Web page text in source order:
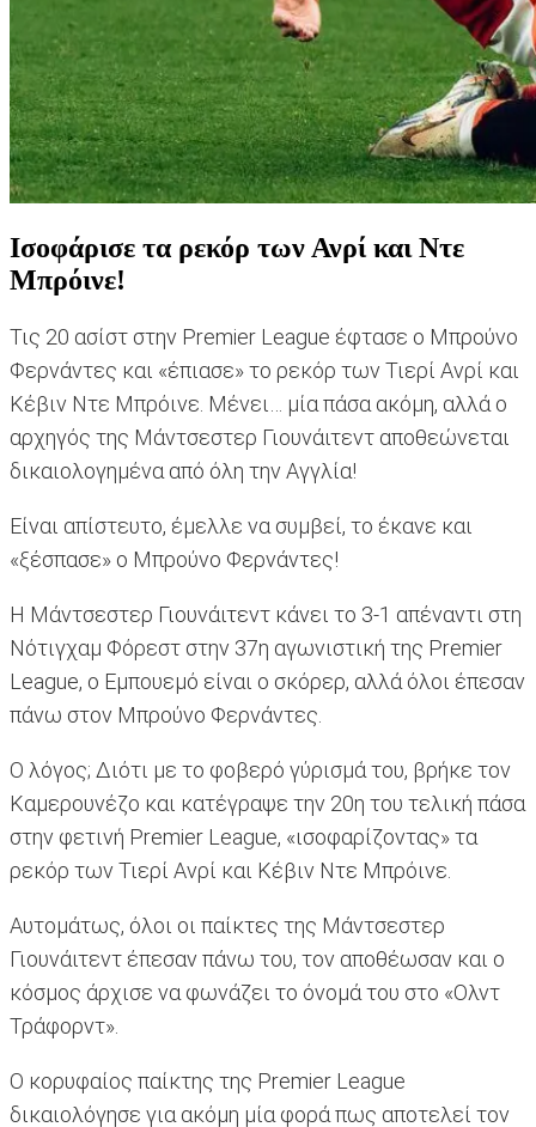
Ισοφάρισε τα ρεκόρ των Ανρί και Ντε
Μπρόινε!
Τις 20 ασίστ στην Premier League έφτασε ο Μπρούνο
Φερνάντες και «έπιασε» το ρεκόρ των Τιερί Ανρί και
Κέβιν Ντε Μπρόινε. Μένει… μία πάσα ακόμη, αλλά ο
αρχηγός της Μάντσεστερ Γιουνάιτεντ αποθεώνεται
δικαιολογημένα από όλη την Αγγλία!
Είναι απίστευτο, έμελλε να συμβεί, το έκανε και
«ξέσπασε» ο Μπρούνο Φερνάντες!
Η Μάντσεστερ Γιουνάιτεντ κάνει το 3-1 απέναντι στη
Νότιγχαμ Φόρεστ στην 37η αγωνιστική της Premier
League, ο Εμπουεμό είναι ο σκόρερ, αλλά όλοι έπεσαν
πάνω στον Μπρούνο Φερνάντες.
Ο λόγος; Διότι με το φοβερό γύρισμά του, βρήκε τον
Καμερουνέζο και κατέγραψε την 20η του τελική πάσα
στην φετινή Premier League, «ισοφαρίζοντας» τα
ρεκόρ των Τιερί Ανρί και Κέβιν Ντε Μπρόινε.
Αυτομάτως, όλοι οι παίκτες της Μάντσεστερ
Γιουνάιτεντ έπεσαν πάνω του, τον αποθέωσαν και ο
κόσμος άρχισε να φωνάζει το όνομά του στο «Ολντ
Τράφορντ».
Ο κορυφαίος παίκτης της Premier League
δικαιολόγησε για ακόμη μία φορά πως αποτελεί τον